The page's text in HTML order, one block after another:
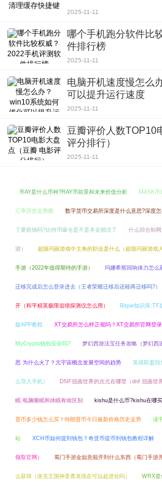
2025-11-11
哪个手机跑分软件比
件排行榜
2025-11-11
电脑开机速度慢怎么
可以提升运行速度
2025-11-11
豆瓣评价人数TOP10
评分排行）
2025-11-11
RAY是什么币种?RAY币前景和未来价值分析 MASK币
汇率历史走势图 数字货币交易所深度是什么意思?深度
了要赔钱吗?比特币爆仓是不是本金都没了 什么回合制
游） 超级玛丽游戏中主角的职业是什么（超级玛丽游戏
手游（2022年值得期待的手游） 玛娜希斯回响体力怎么
迁移完成后怎么登录进去（王者荣耀迁移后还能再迁移吗?）
开（和平精英极限追猎探测仪怎么用） Bitpie知识库:TF
版APP教程 XT交易所怎么样正规吗？XT交易所官网登
MyCrypto钱包安全吗? 梦幻西游法宝任务攻略（梦幻西
思 为什么火了？元宇宙概念发展空间的趋势 英雄联盟回
么导入手机） DNF扭曲世界的次元在哪里（dnf 扭曲世
眠 电脑睡眠和休眠有啥区别 kishu是什么币?kishu在哪
普币多少钱怎么买？特朗普币今日最新价格历史走势 读
站 XCH币如何提到钱包？奇亚币提币到钱包教程详解
领取官网） 蜀门手游金如意能开到什么东西（蜀门手游
么获得（洛克王国神圣青龙现在可以超进化吗） WRX是